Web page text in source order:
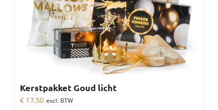
Kerstpakket Goud licht
€ 17,50 excl. BTW